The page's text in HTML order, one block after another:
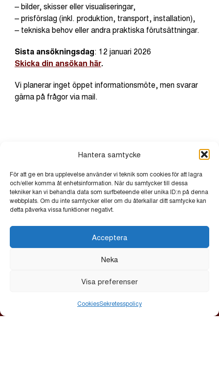
Hantera samtycke
För att ge en bra upplevelse använder vi teknik som cookies för att lagra
och/eller komma åt enhetsinformation. När du samtycker till dessa
tekniker kan vi behandla data som surfbeteende eller unika ID:n på denna
webbplats. Om du inte samtycker eller om du återkallar ditt samtycke kan
detta påverka vissa funktioner negativt.
Acceptera
Neka
Visa preferenser
CookiesSekretesspolicy
– bilder, skisser eller visualiseringar,
– prisförslag (inkl. produktion, transport, installation),
– tekniska behov eller andra praktiska förutsättningar.
Sista ansökningsdag: 12 januari 2026
Skicka din ansökan här.
Vi planerar inget öppet informationsmöte, men svarar
gärna på frågor via mail.
ALLT LJUS PÅ UPPSALA
Allt ljus på Uppsala är en årlig ljusfestival som lyser upp
stadskärnan med verk av nationella och internationella
ljuskonstnärer. Festivalen bjuder in till reflektion,
Sponsorer & partners